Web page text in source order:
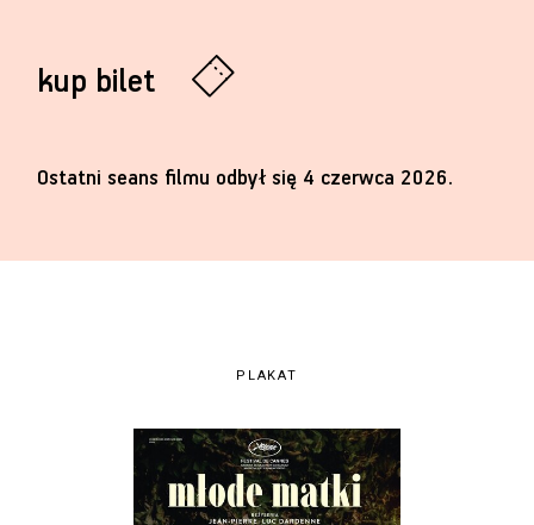
kup bilet
Ostatni seans filmu odbył się 4 czerwca 2026.
PLAKAT